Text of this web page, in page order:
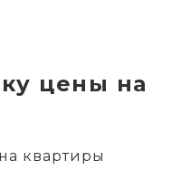
цены на
квартиры